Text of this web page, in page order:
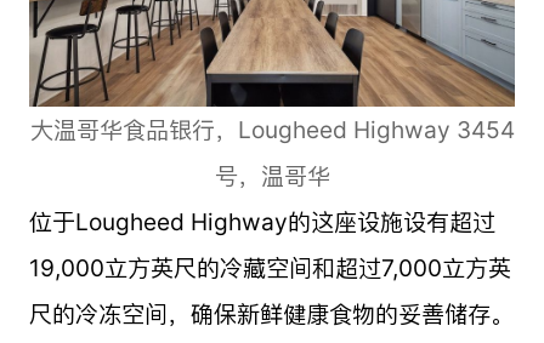
大温哥华食品银行，Lougheed Highway 3454
号，温哥华
位于Lougheed Highway的这座设施设有超过
19,000立方英尺的冷藏空间和超过7,000立方英
尺的冷冻空间，确保新鲜健康食物的妥善储存。